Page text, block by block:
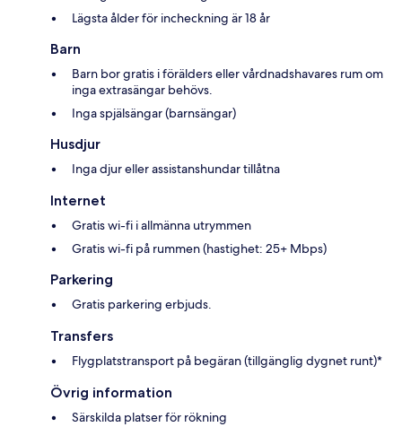
Lägsta ålder för incheckning är 18 år
Barn
Barn bor gratis i förälders eller vårdnadshavares rum om
inga extrasängar behövs.
Inga spjälsängar (barnsängar)
Husdjur
Inga djur eller assistanshundar tillåtna
Internet
Gratis wi-fi i allmänna utrymmen
Gratis wi-fi på rummen (hastighet: 25+ Mbps)
Parkering
Gratis parkering erbjuds.
Transfers
Flygplatstransport på begäran (tillgänglig dygnet runt)*
Övrig information
Särskilda platser för rökning